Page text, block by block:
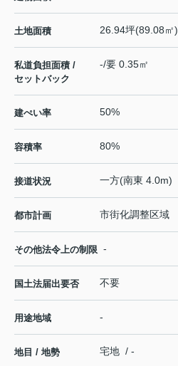
土地面積 26.94坪(89.08㎡)
私道負担面積 /
セットバック
-/要 0.35㎡
建ぺい率 50%
容積率 80%
接道状況 一方(南東 4.0m)
都市計画 市街化調整区域
その他法令上の制限 -
国土法届出要否 不要
用途地域 -
地目 / 地勢 宅地 / -